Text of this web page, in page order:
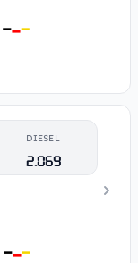
DIESEL
2.069